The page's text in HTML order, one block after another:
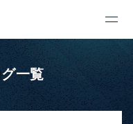
一覧